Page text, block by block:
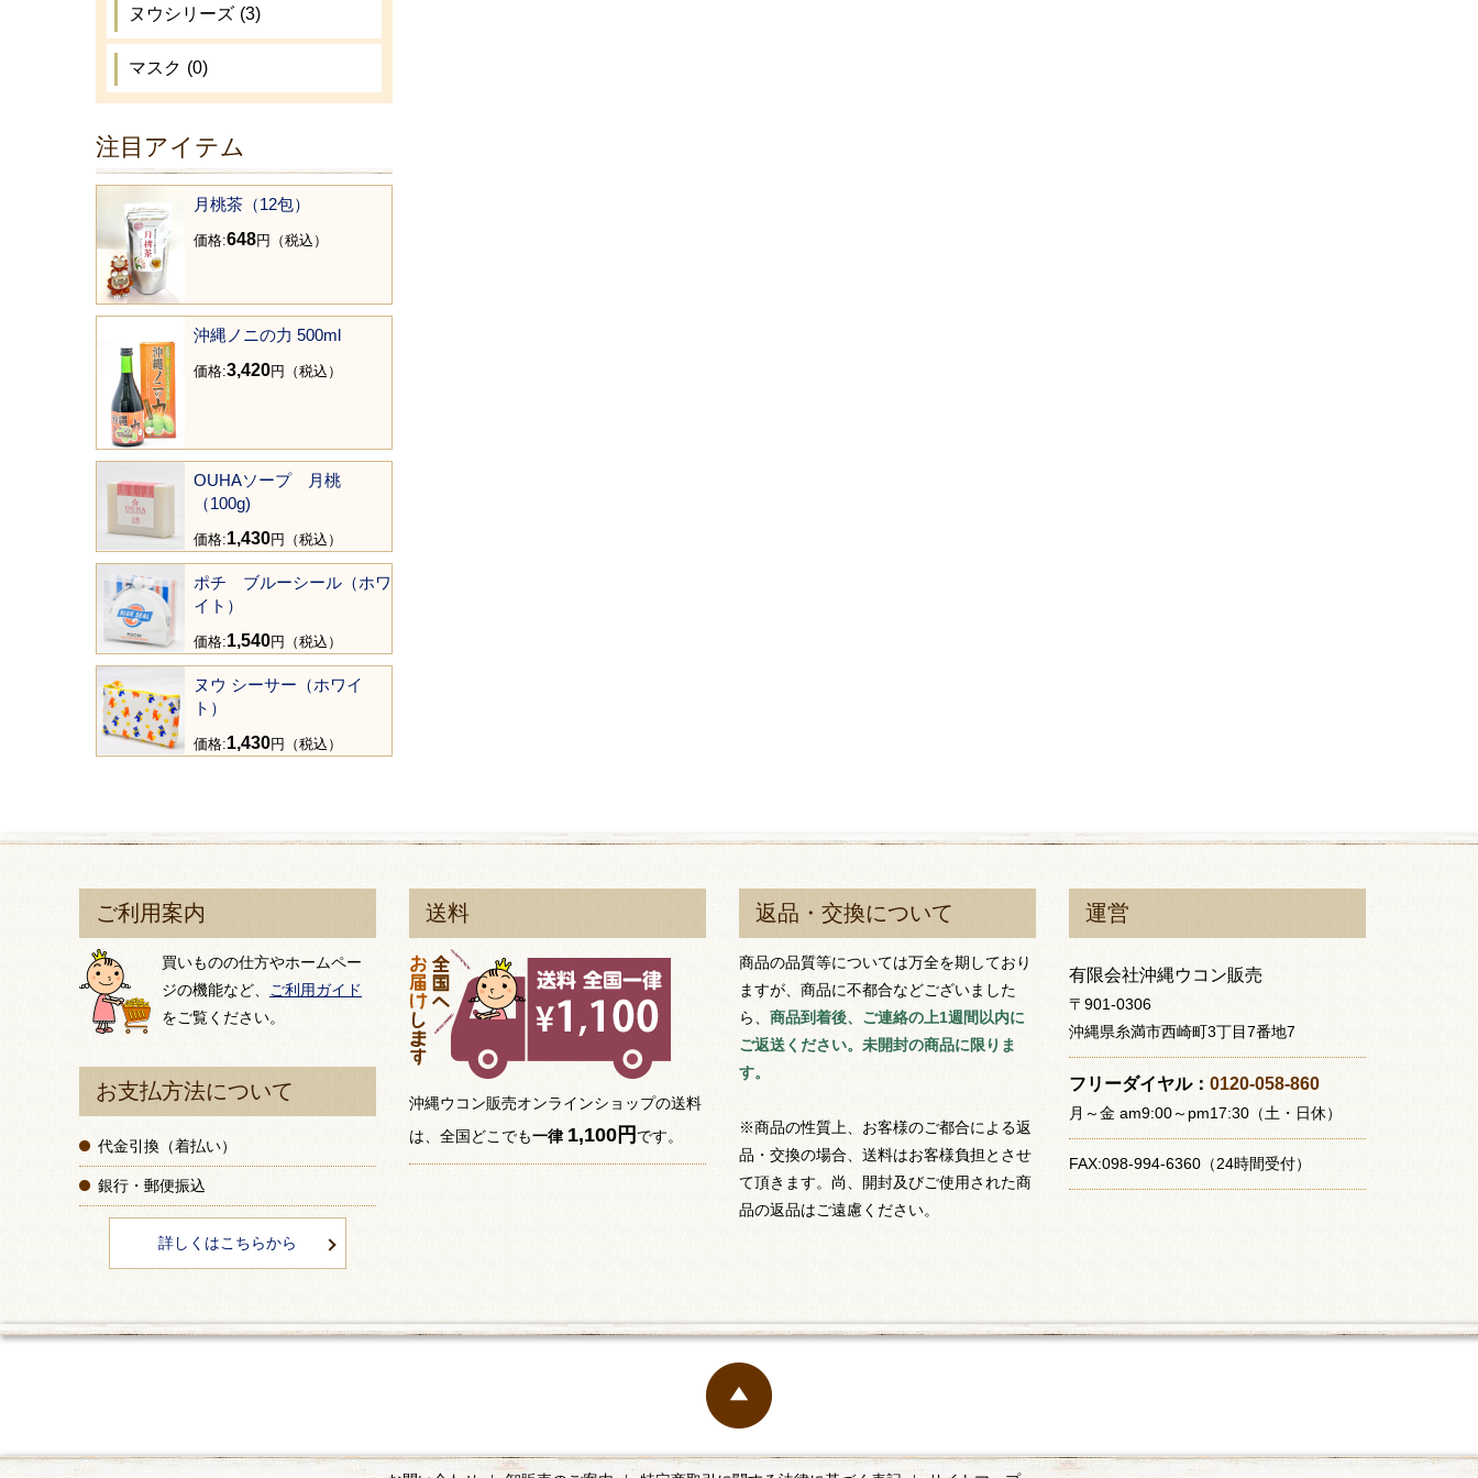
ヌウシリーズ (3)
マスク (0)
注目アイテム
月桃茶（12包）
価格:648円（税込）
沖縄ノニの力 500ml
価格:3,420円（税込）
OUHAソープ 月桃
（100g)
価格:1,430円（税込）
ポチ ブルーシール（ホワ
イト）
価格:1,540円（税込）
ヌウ シーサー（ホワイ
ト）
価格:1,430円（税込）
ご利用案内
買いものの仕方やホームペー
ジの機能など、
ご利用ガイド
をご覧ください。
お支払方法について
代金引換（着払い）
銀行・郵便振込
詳しくはこちらから
送料
沖縄ウコン販売オンラインショップの送料
は、全国どこでも一律 1,100円 です。
返品・交換について
商品の品質等については万全を期しており
ますが、商品に不都合などございました
ら、 商品到着後、ご連絡の上1週間以内に
ご返送ください。未開封の商品に限りま
す。
※商品の性質上、お客様のご都合による返
品・交換の場合、送料はお客様負担とさせ
て頂きます。尚、開封及びご使用された商
品の返品はご遠慮ください。
運営
有限会社沖縄ウコン販売
〒901-0306
沖縄県糸満市西崎町3丁目7番地7
フリーダイヤル： 0120-058-860
月～金 am9:00～pm17:30（土・日休）
FAX:098-994-6360（24時間受付）